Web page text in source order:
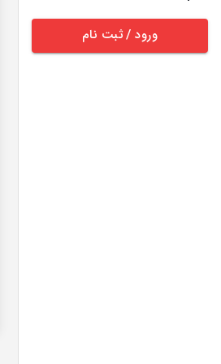
ورود / ثبت نام